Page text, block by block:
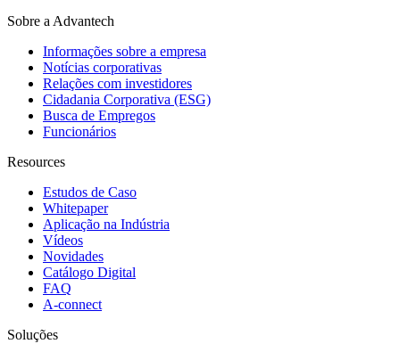
Sobre a Advantech
Informações sobre a empresa
Notícias corporativas
Relações com investidores
Cidadania Corporativa (ESG)
Busca de Empregos
Funcionários
Resources
Estudos de Caso
Whitepaper
Aplicação na Indústria
Vídeos
Novidades
Catálogo Digital
FAQ
A-connect
Soluções